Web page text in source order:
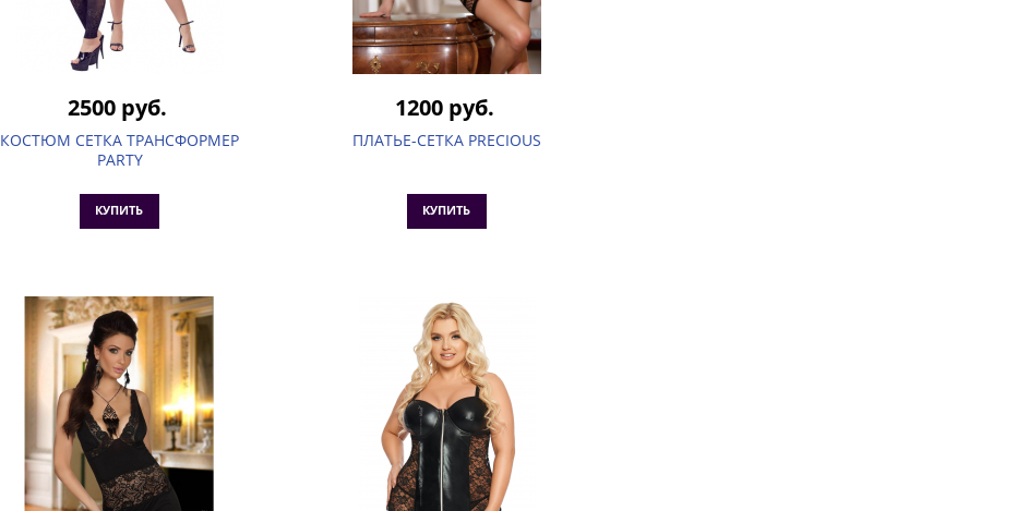
2500 руб.
КОСТЮМ СЕТКА ТРАНСФОРМЕР
PARTY
КУПИТЬ
1200 руб.
ПЛАТЬЕ-СЕТКА PRECIOUS
КУПИТЬ